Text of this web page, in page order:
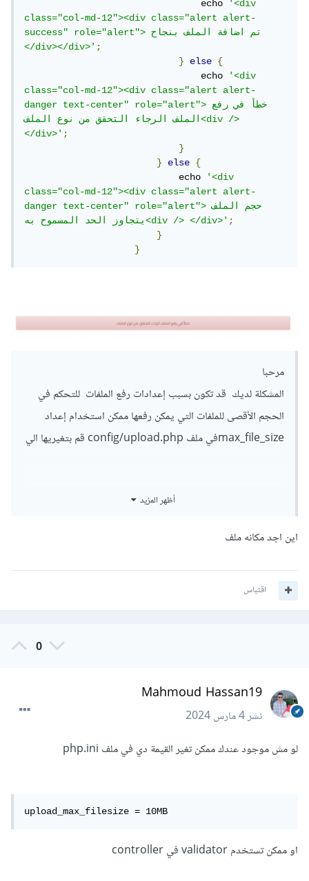
من نوع الملف<div /> </div>';
}
}
else
'<div class="col-md-12"><div
class="alert alert-danger text-center"
role="alert">حجم الملف يتجاوز الحد المسموح
به<div /> </div>'
}
}
                                echo
'<div
class="col-md-12"><div class="alert alert-
success" role="alert"> تم اضافة الملف بنجاح
</div></div>';
}
else
{
                                echo
'<div
class="col-md-12"><div class="alert alert-
danger text-center" role="alert">خطأ في رفع
الملف الرجاء التحقق من نوع الملف<div />
</div>';
}
}
else
{
                            echo
'<div
class="col-md-12"><div class="alert alert-
danger text-center" role="alert">حجم الملف
يتجاوز الحد المسموح به<div /> </div>';
}
}
مرحبا
المشكلة لديك قد تكون بسبب إعدادات رفع الملفات للتحكم في
الحجم الأقصى للملفات التي يمكن رفعها ممكن استخدام إعداد
max_file_sizeفي ملف config/upload.php قم بتغيريها الي
'max_file_size' => 2097152,
وبعد ذاللك اكتب هذه الامر في الترمينل لكي تمسح الكاش
أظهر المزيد
اين اجد مكانه ملف
اقتباس
0
Mahmoud Hassan19
نشر4 مارس 2024
لو مش موجود عندك ممكن تغير القيمة دي في ملف php.ini
upload_max_filesize = 10MB
او ممكن تستخدم validator في controller